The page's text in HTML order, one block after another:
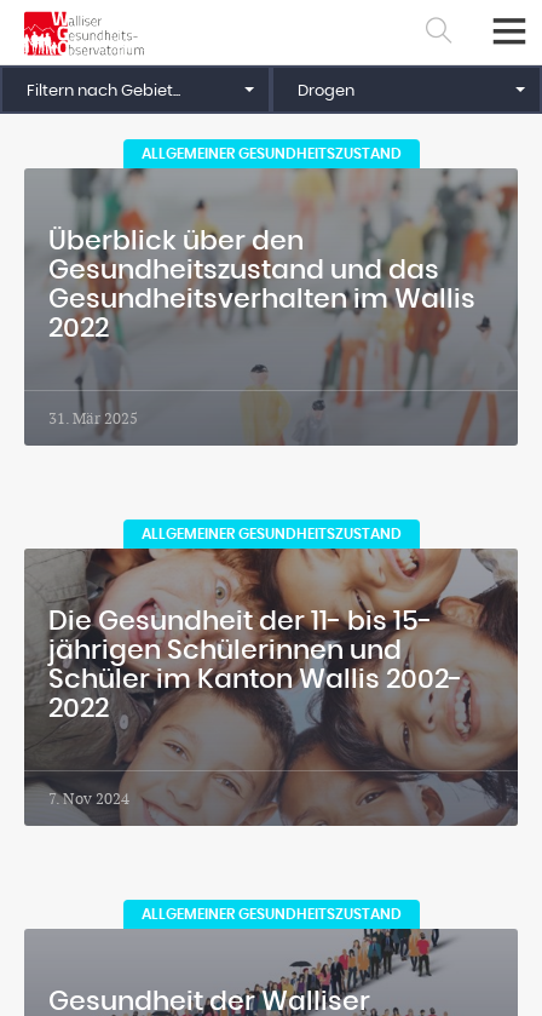
Filtern nach Gebiet... Drogen
ALLGEMEINER GESUNDHEITSZUSTAND
Überblick über den
Gesundheitszustand und das
Gesundheitsverhalten im Wallis
2022
31. Mär 2025
ALLGEMEINER GESUNDHEITSZUSTAND
Die Gesundheit der 11- bis 15-
jährigen Schülerinnen und
Schüler im Kanton Wallis 2002-
2022
7. Nov 2024
ALLGEMEINER GESUNDHEITSZUSTAND
Gesundheit der Walliser